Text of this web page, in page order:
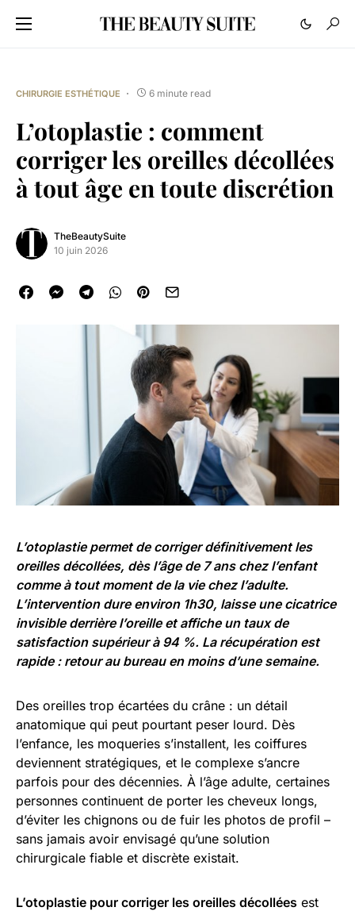
CHIRURGIE ESTHÉTIQUE 6 minute read
L’otoplastie : comment
corriger les oreilles décollées
à tout âge en toute discrétion
TheBeautySuite
10 juin 2026
L’otoplastie permet de corriger définitivement les
oreilles décollées, dès l’âge de 7 ans chez l’enfant
comme à tout moment de la vie chez l’adulte.
L’intervention dure environ 1h30, laisse une cicatrice
invisible derrière l’oreille et affiche un taux de
satisfaction supérieur à 94 %. La récupération est
rapide : retour au bureau en moins d’une semaine.
Des oreilles trop écartées du crâne : un détail
anatomique qui peut pourtant peser lourd. Dès
l’enfance, les moqueries s’installent, les coiffures
deviennent stratégiques, et le complexe s’ancre
parfois pour des décennies. À l’âge adulte, certaines
personnes continuent de porter les cheveux longs,
d’éviter les chignons ou de fuir les photos de profil –
sans jamais avoir envisagé qu’une solution
chirurgicale fiable et discrète existait.
L’otoplastie pour corriger les oreilles décollées est